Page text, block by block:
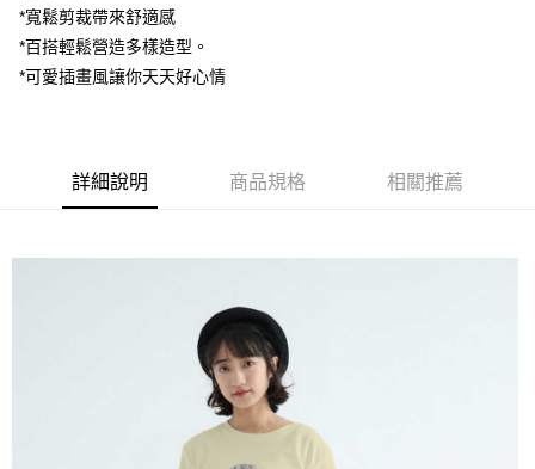
Apple Pay
街口支付
相關說明
３．安心：先確認商品／服務後，再付款。
【「AFTEE先享後付」結帳流程】
１．於結帳方式選擇「AFTEE先享後付」後，將跳轉至「AFTEE先享後付」
結帳頁面，進行簡訊認證並確認金額後，即可完成結帳。
２．訂單成立數日內，您將收到繳費通知簡訊。
３．收到繳費通知簡訊後14天內，點擊此簡訊中的連結，可透過四大超商／
ATM／網路銀行／等多元方式進行付款，方視為交易完成。
每筆NT$80，滿NT$1,200(含以上)免運費
每筆NT$80，滿NT$1,200(含以上)免運費
*寬鬆剪裁帶來舒適感
*百搭輕鬆營造多樣造型。
*可愛插畫風讓你天天好心情
詳細說明 商品規格 相關推薦